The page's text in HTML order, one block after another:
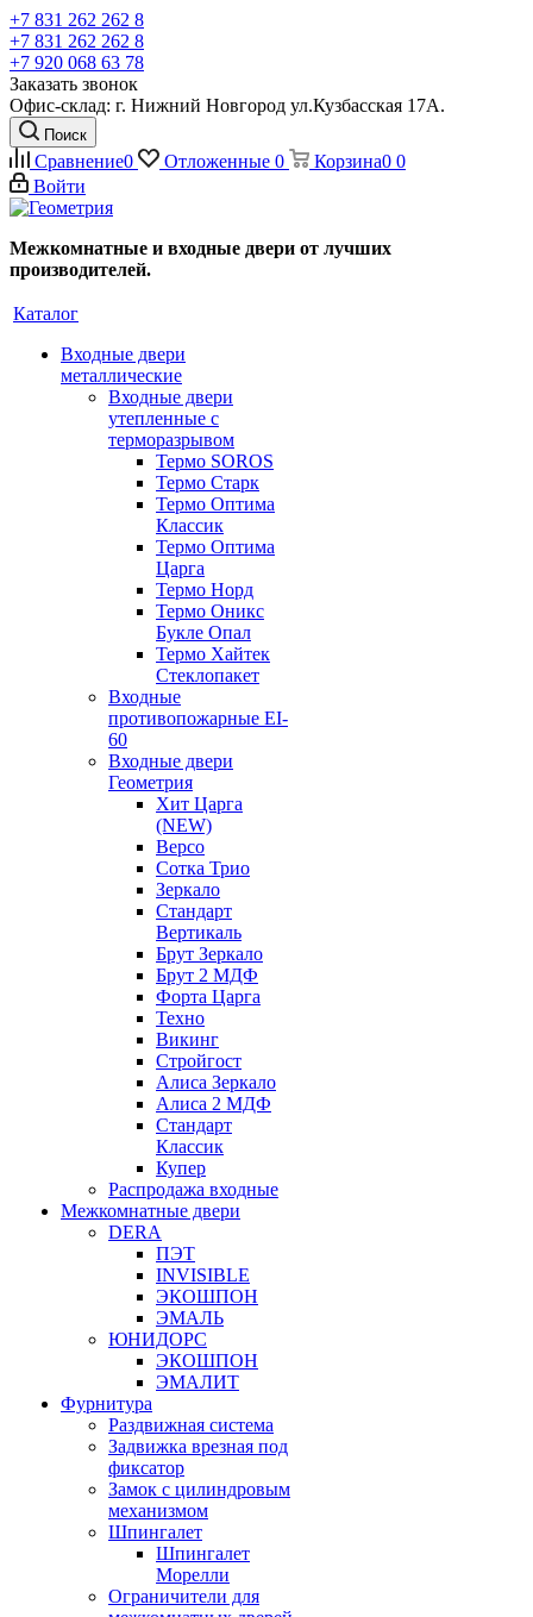
+7 831 262 262 8
+7 831 262 262 8
+7 920 068 63 78
Заказать звонок
Офис-склад: г. Нижний Новгород ул.Кузбасская 17А.
Поиск
Сравнение0 Отложенные 0 Корзина0 0
Войти
Межкомнатные и входные двери от лучших
производителей.
Каталог
Входные двери
металлические
Входные двери
утепленные с
терморазрывом
Термо SOROS
Термо Старк
Термо Оптима
Классик
Термо Оптима
Царга
Термо Норд
Термо Оникс
Букле Опал
Термо Хайтек
Стеклопакет
Входные
противопожарные EI-
60
Входные двери
Геометрия
Хит Царга
(NEW)
Версо
Сотка Трио
Зеркало
Стандарт
Вертикаль
Брут Зеркало
Брут 2 МДФ
Форта Царга
Техно
Викинг
Стройгост
Алиса Зеркало
Алиса 2 МДФ
Стандарт
Классик
Купер
Распродажа входные
Межкомнатные двери
DERA
ПЭТ
INVISIBLE
ЭКОШПОН
ЭМАЛЬ
ЮНИДОРС
ЭКОШПОН
ЭМАЛИТ
Фурнитура
Раздвижная система
Задвижка врезная под
фиксатор
Замок с цилиндровым
механизмом
Шпингалет
Шпингалет
Морелли
Ограничители для